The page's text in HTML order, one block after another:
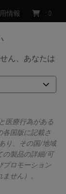
ん、あなたは
医療行為がある
各国版に記載さ
り、その国/地域
の製品の詳細/可
プロモーション
せん）。
情報 : 0
MENU
Workstation,
its